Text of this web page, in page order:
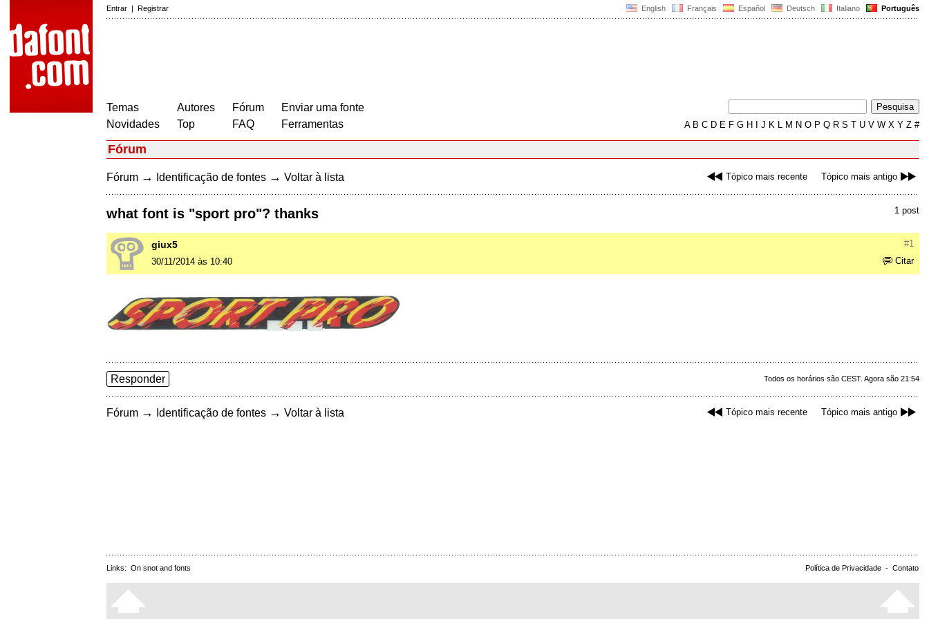
English Français Español Deutsch Italiano Português
Entrar | Registrar
Temas
Novidades
Autores
Top
Fórum
FAQ
Enviar uma fonte
Ferramentas
AB C D E F G H J K L M N O P Q R S T U V W X Y Z #
Fórum
Tópico mais recente Tópico mais antigo
Fórum → Identificação de fontes → Voltar à lista
1 post
what font is "sport pro"? thanks
#1
giux5
Citar
30/11/2014 às 10:40
Todos os horários são CEST. Agora são 21:54
Responder
Tópico mais recente Tópico mais antigo
Fórum → Identificação de fontes → Voltar à lista
Política de Privacidade - Contato
Links: On snot and fonts